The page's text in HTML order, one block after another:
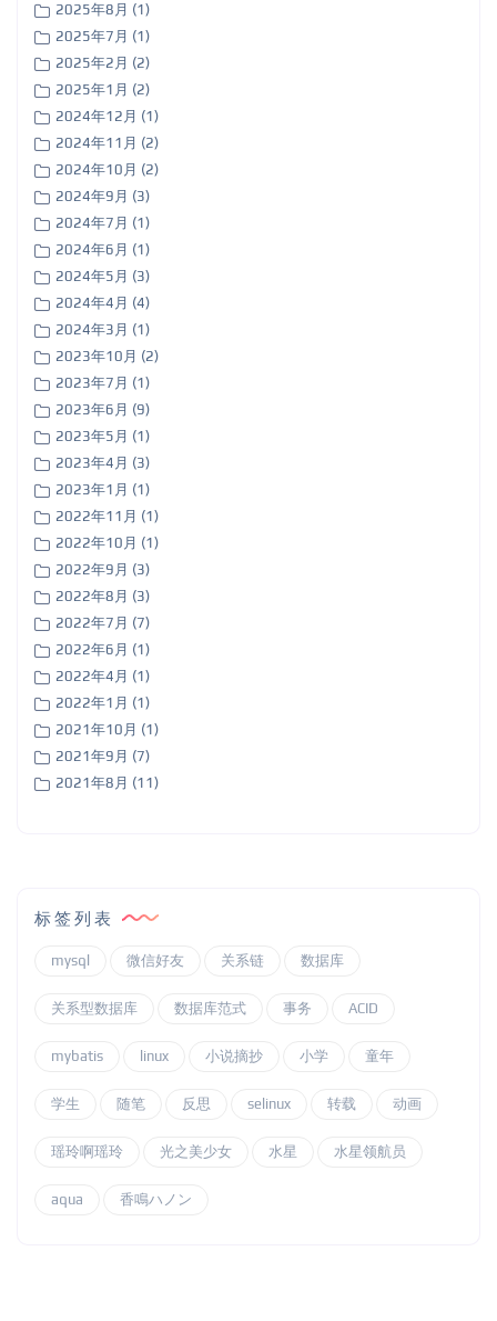
2025年8月 (1)
2025年7月 (1)
2025年2月 (2)
2025年1月 (2)
2024年12月 (1)
2024年11月 (2)
2024年10月 (2)
2024年9月 (3)
2024年7月 (1)
2024年6月 (1)
2024年5月 (3)
2024年4月 (4)
2024年3月 (1)
2023年10月 (2)
2023年7月 (1)
2023年6月 (9)
2023年5月 (1)
2023年4月 (3)
2023年1月 (1)
2022年11月 (1)
2022年10月 (1)
2022年9月 (3)
2022年8月 (3)
2022年7月 (7)
2022年6月 (1)
2022年4月 (1)
2022年1月 (1)
2021年10月 (1)
2021年9月 (7)
2021年8月 (11)
标签列表
mysql 微信好友 关系链 数据库
关系型数据库 数据库范式 事务 ACID
mybatis linux 小说摘抄 小学 童年
学生 随笔 反思 selinux 转载 动画
瑶玲啊瑶玲 光之美少女 水星 水星领航员
aqua 香鳴ハノン